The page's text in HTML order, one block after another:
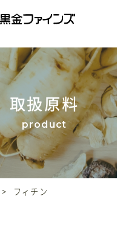
トップ
当社の強み
事業内容
取扱原料
取扱原料
フィチン